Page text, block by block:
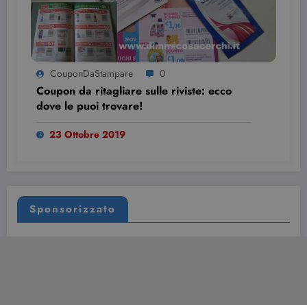
CouponDaStampare 0
Coupon da ritagliare sulle riviste: ecco
dove le puoi trovare!
23 Ottobre 2019
Sponsorizzato